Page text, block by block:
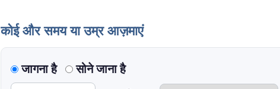
कोई और समय या उम्र आज़माएं
जागना है
सोने जाना है